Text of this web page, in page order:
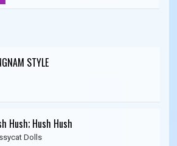
STYLE
Hush; Hush Hush
Dolls